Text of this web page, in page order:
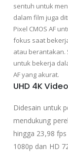
sentuh untuk
dalam film juga
Pixel CMOS AF
fokus saat
atau berantakan.
untuk bekerja
AF yang akurat.
UHD 4K
Didesain untuk
mendukung
hingga 23,98
1080p dan HD